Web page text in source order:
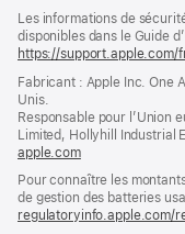
Les informations de
disponibles dans le Guide
https://
Fabricant : Apple Inc. One
Unis.
Responsable pour l’Union
Limited, Hollyhill Industrial
apple.com(s’ouvre
une
nouvelle
fenêtre)
Pour connaître les
de gestion des batteries
regulatoryinfo.apple.com/